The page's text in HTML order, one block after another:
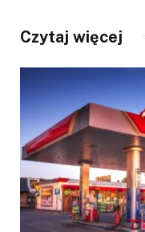
Czytaj więcej